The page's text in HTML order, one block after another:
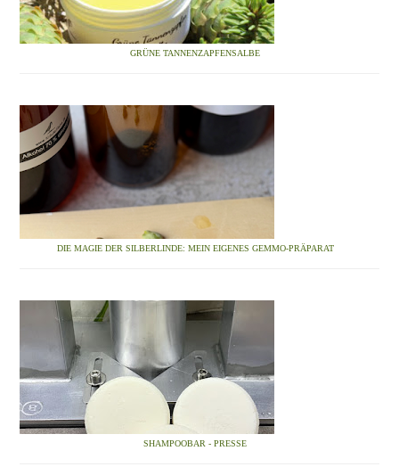
GRÜNE TANNENZAPFENSALBE
DIE MAGIE DER SILBERLINDE: MEIN EIGENES GEMMO-PRÄPARAT
SHAMPOOBAR - PRESSE